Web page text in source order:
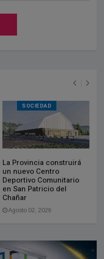
SOCIEDAD
La Provincia construirá
un nuevo Centro
Deportivo Comunitario
en San Patricio del
Chañar
Agosto 02, 2026